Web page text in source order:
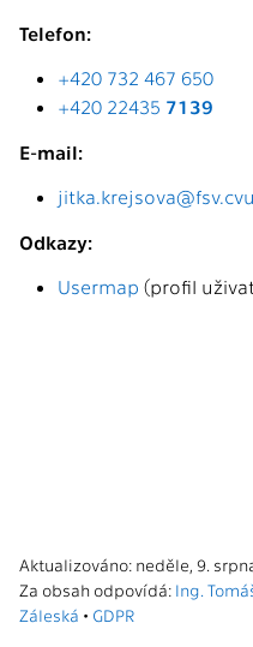
Telefon:
+420 732 467 650
+420 22435 7139
E-mail:
Odkazy:
Usermap (profil
Aktualizováno: neděle, 9.
Za obsah odpovídá: Ing.
Záleská • GDPR